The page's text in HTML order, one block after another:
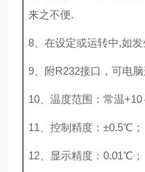
来之不便.
8、在设定或运转中,如
9、 附R232接口，可电脑
10、温度范围：常温
11、控制精度：±0.5℃；
12、显示精